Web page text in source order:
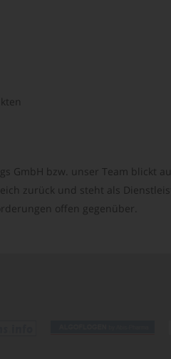
GmbH bzw. unser Team blickt
zurück und steht als
offen gegenüber.